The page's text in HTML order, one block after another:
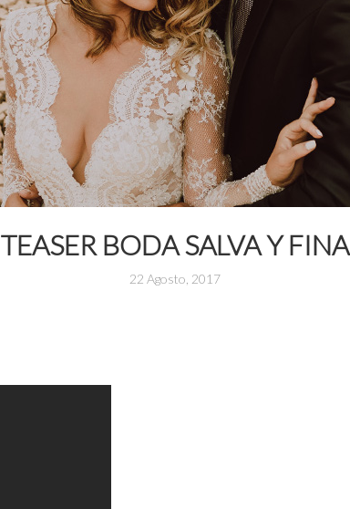
TEASER BODA SALVA Y FINA
22 Agosto, 2017